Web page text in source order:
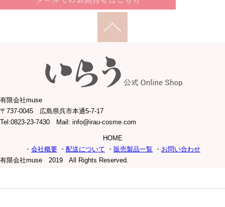
有限会社muse
〒737-0045 広島県呉市本通5-7-17
Tel:0823-23-7430 Mail: info@irau-cosme.com
HOME
・ 会社概要 ・ 配送について ・ 販売製品一覧 ・ お問い合わせ
有限会社muse 2019 All Rights Reserved.